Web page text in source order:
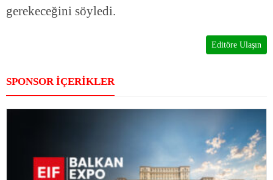
gerekeceğini söyledi.
Editöre Ulaşın
SPONSOR İÇERİKLER